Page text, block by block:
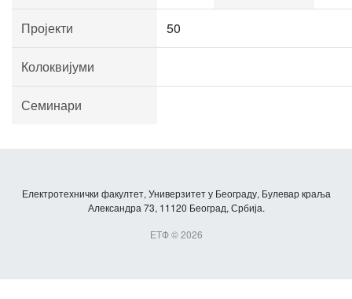
Пројекти 50
Колоквијуми
Семинари
Електротехнички факултет, Универзитет у Београду, Булевар краља
Александра 73, 11120 Београд, Србија.
ЕТФ © 2026